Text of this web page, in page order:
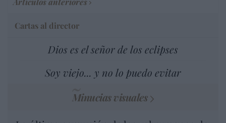
Cartas al director
Dios es el señor de los eclipses
Soy viejo... y no lo puedo evitar
Minucias visuales